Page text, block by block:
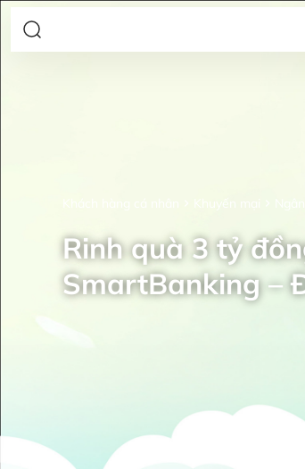
Khuyến mại
Rinh quà 3 tỷ
SmartBanking –